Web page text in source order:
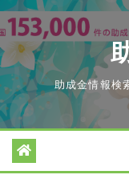
Skip
to
content
助成金情報検